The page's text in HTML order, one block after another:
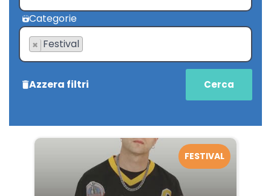
Categorie
× Festival
Azzera filtri
FESTIVAL